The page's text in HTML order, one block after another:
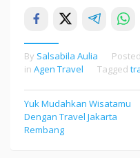
By Salsabila Aulia
in Agen Travel Tagged
Post
navigation
Yuk Mudahkan Wisatamu
Dengan Travel Jakarta
Rembang